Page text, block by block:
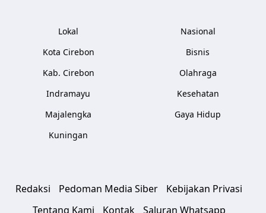
Lokal
Kota Cirebon
Kab. Cirebon
Indramayu
Majalengka
Kuningan
Nasional
Bisnis
Olahraga
Kesehatan
Gaya Hidup
Redaksi Pedoman Media Siber
Kebijakan Privasi
Tentang Kami
Kontak Saluran Whatsapp